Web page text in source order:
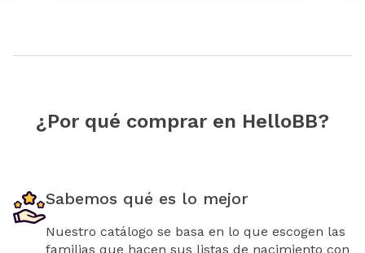
¿Por qué comprar en HelloBB?
Sabemos qué es lo mejor
Nuestro catálogo se basa en lo que escogen las
familias que hacen sus listas de nacimiento con